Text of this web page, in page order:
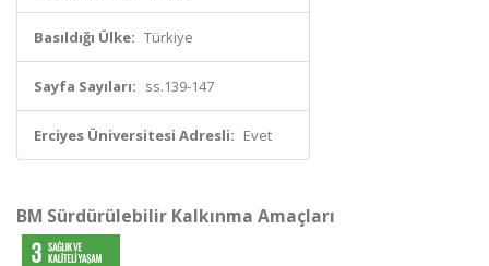
Basıldığı Ülke: Türkiye
Sayfa Sayıları: ss.139-147
Erciyes Üniversitesi Adresli: Evet
BM Sürdürülebilir Kalkınma Amaçları